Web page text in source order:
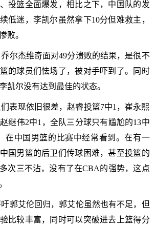
投篮全面爆发，相比之下，中国队的发
低迷，李凯尔虽然拿下10分但难救主，
败。
尔杰维奇面对49分溃败的结果，是很不
的球员们怯场了，被对手吓到了。同时
凯尔没有达到最佳的状态。
表现依旧很差，赵睿投篮7中1，崔永熙
继伟2中1，全队三分球只有尴尬的13中
在中国男篮的比赛中经常看到。在有一
国男篮的后卫们传球困难，甚至投篮的
次三不沾，没有了在CBA的强势，这点
郭艾伦回归，郭艾伦虽然也有不足，但
比较丰富，同时可以突破进去上篮得分